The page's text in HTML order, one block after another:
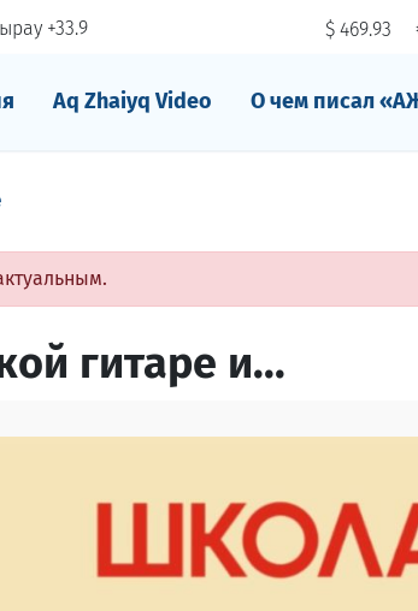
+33.9 $ 469.93
Aq Zhaiyq Video О чем писал
гитаре и...